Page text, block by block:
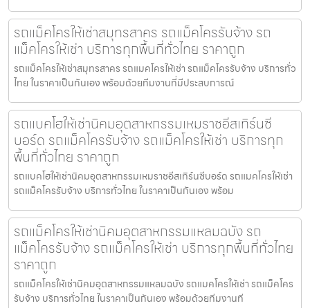
รถแม็คโครให้เช่าสมุทรสาคร รถแม็คโครรับจ้าง รถ
แม็คโครให้เช่า บริการทุกพื้นที่ทั่วไทย ราคาถูก
รถแม็คโครให้เช่าสมุทรสาคร รถแมคโครให้เช่า รถแม็คโครรับจ้าง บริการทั่ว
ไทย ในราคาเป็นกันเอง พร้อมด้วยทีมงานที่มีประสบการณ์
รถแบคโฮให้เช่านิคมอุตสาหกรรมเหมราชอีสเทิร์นซี
บอร์ด รถแม็คโครรับจ้าง รถแม็คโครให้เช่า บริการทุก
พื้นที่ทั่วไทย ราคาถูก
รถแบคโฮให้เช่านิคมอุตสาหกรรมเหมราชอีสเทิร์นซีบอร์ด รถแมคโครให้เช่า
รถแม็คโครรับจ้าง บริการทั่วไทย ในราคาเป็นกันเอง พร้อม
รถแม็คโครให้เช่านิคมอุตสาหกรรมแหลมฉบัง รถ
แม็คโครรับจ้าง รถแม็คโครให้เช่า บริการทุกพื้นที่ทั่วไทย
ราคาถูก
รถแม็คโครให้เช่านิคมอุตสาหกรรมแหลมฉบัง รถแมคโครให้เช่า รถแม็คโคร
รับจ้าง บริการทั่วไทย ในราคาเป็นกันเอง พร้อมด้วยทีมงานที